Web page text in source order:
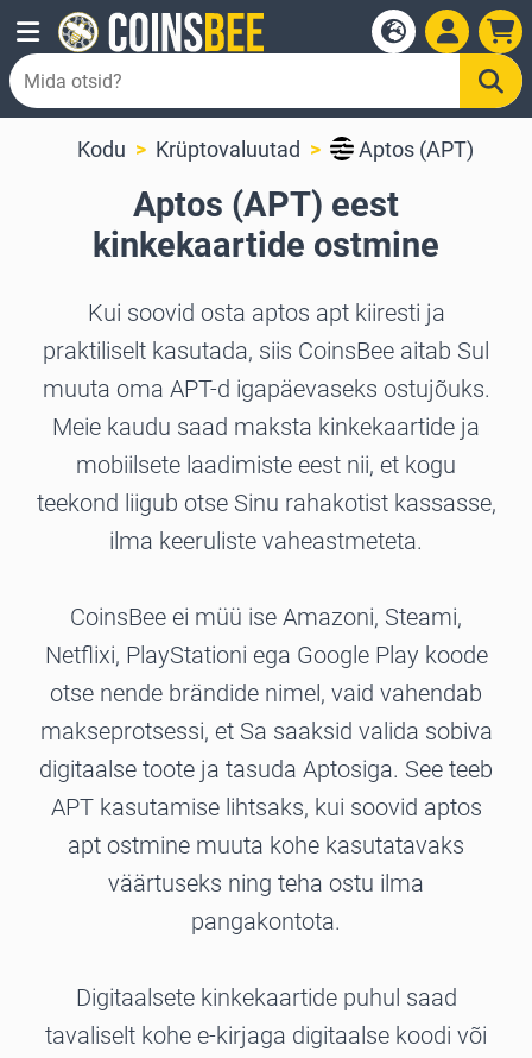
Kodu Krüptovaluutad Aptos (APT)
Aptos (APT) eest
kinkekaartide ostmine
Kui soovid osta aptos apt kiiresti ja
praktiliselt kasutada, siis CoinsBee aitab Sul
muuta oma APT-d igapäevaseks ostujõuks.
Meie kaudu saad maksta kinkekaartide ja
mobiilsete laadimiste eest nii, et kogu
teekond liigub otse Sinu rahakotist kassasse,
ilma keeruliste vaheastmeteta.
CoinsBee ei müü ise Amazoni, Steami,
Netflixi, PlayStationi ega Google Play koode
otse nende brändide nimel, vaid vahendab
makseprotsessi, et Sa saaksid valida sobiva
digitaalse toote ja tasuda Aptosiga. See teeb
APT kasutamise lihtsaks, kui soovid aptos
apt ostmine muuta kohe kasutatavaks
väärtuseks ning teha ostu ilma
pangakontota.
Digitaalsete kinkekaartide puhul saad
tavaliselt kohe e-kirjaga digitaalse koodi või